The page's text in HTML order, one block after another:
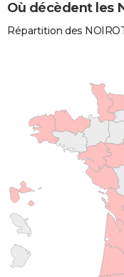
Où décèdent les
Répartition des